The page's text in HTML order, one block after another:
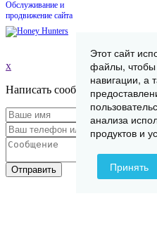
Обслуживание и
продвижение сайта
x
Написать сообщение
Отправить
Этот сайт
файлы,
навигации, а
анализа
продуктов и
Принять